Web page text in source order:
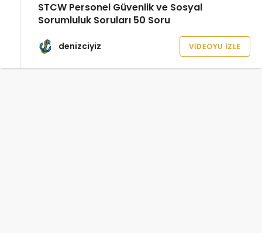
STCW Personel Güvenlik ve Sosyal
Sorumluluk Soruları 50 Soru
denizciyiz VIDEOYU İZLE